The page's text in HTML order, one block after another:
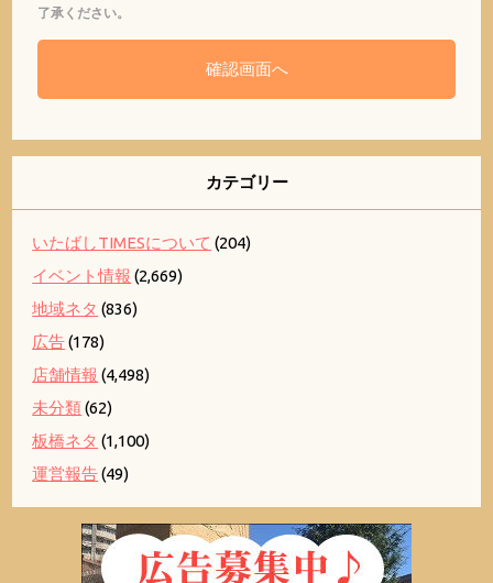
了承ください。
カテゴリー
いたばしTIMESについて (204)
イベント情報 (2,669)
地域ネタ (836)
広告(178)
店舗情報 (4,498)
未分類(62)
板橋ネタ (1,100)
運営報告(49)